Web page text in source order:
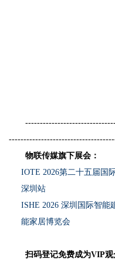
物联传媒旗下展会：
IOTE 2026第二十五届国
深圳站
ISHE 2026 深圳国际智能
能家居博览会
扫码登记免费成为VIP观